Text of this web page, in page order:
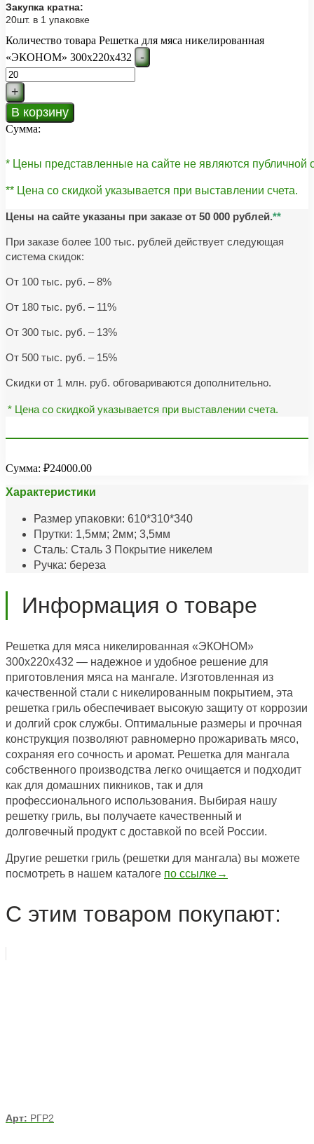
Закупка кратна:
20шт. в 1 упаковке
Количество товара Решетка для мяса никелированная
«ЭКОНОМ» 300х220х432
-
+
В корзину
Сумма:
* Цены представленные на сайте не являются публичной
** Цена со скидкой указывается при выставлении счета.
Цены на сайте указаны при заказе от 50 000 рублей.**
При заказе более 100 тыс. рублей действует следующая
система скидок:
От 100 тыс. руб. – 8%
От 180 тыс. руб. – 11%
От 300 тыс. руб. – 13%
От 500 тыс. руб. – 15%
Скидки от 1 млн. руб. обговариваются дополнительно.
* Цена со скидкой указывается при выставлении счета.
Сумма: ₽24000.00
Характеристики
Размер упаковки: 610*310*340
Прутки: 1,5мм; 2мм; 3,5мм
Сталь: Сталь 3 Покрытие никелем
Ручка: береза
Информация о товаре
Решетка для мяса никелированная «ЭКОНОМ»
300х220х432 — надежное и удобное решение для
приготовления мяса на мангале. Изготовленная из
качественной стали с никелированным покрытием, эта
решетка гриль обеспечивает высокую защиту от коррозии
и долгий срок службы. Оптимальные размеры и прочная
конструкция позволяют равномерно прожаривать мясо,
сохраняя его сочность и аромат. Решетка для мангала
собственного производства легко очищается и подходит
как для домашних пикников, так и для
профессионального использования. Выбирая нашу
решетку гриль, вы получаете качественный и
долговечный продукт с доставкой по всей России.
Другие решетки гриль (решетки для мангала) вы можете
посмотреть в нашем каталоге по ссылке→
С этим товаром покупают:
Арт: РГР2